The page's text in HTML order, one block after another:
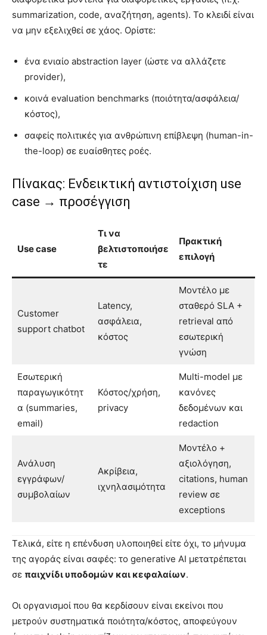
summarization, code, αναζήτηση, agents). Το κλειδί είναι
να μην εξελιχθεί σε χάος. Ορίστε:
ένα ενιαίο abstraction layer (ώστε να αλλάζετε
provider),
κοινά evaluation benchmarks (ποιότητα/ασφάλεια/
κόστος),
σαφείς πολιτικές για ανθρώπινη επίβλεψη (human-in-
the-loop) σε ευαίσθητες ροές.
Πίνακας: Ενδεικτική αντιστοίχιση use
case → προσέγγιση
Use case
Τι να
βελτιστοποιήσε
τε
Πρακτική
επιλογή
Customer
support chatbot
Latency,
ασφάλεια,
κόστος
Μοντέλο με
σταθερό SLA +
retrieval από
εσωτερική
γνώση
Εσωτερική
παραγωγικότητ
α (summaries,
email)
Κόστος/χρήση,
privacy
Multi-model με
κανόνες
δεδομένων και
redaction
Ανάλυση
εγγράφων/
συμβολαίων
Ακρίβεια,
ιχνηλασιμότητα
Μοντέλο +
αξιολόγηση,
citations, human
review σε
exceptions
Τελικά, είτε η επένδυση υλοποιηθεί είτε όχι, το μήνυμα
της αγοράς είναι σαφές: το generative AI μετατρέπεται
σε παιχνίδι υποδομών και κεφαλαίων.
Οι οργανισμοί που θα κερδίσουν είναι εκείνοι που
μετρούν συστηματικά ποιότητα/κόστος, αποφεύγουν